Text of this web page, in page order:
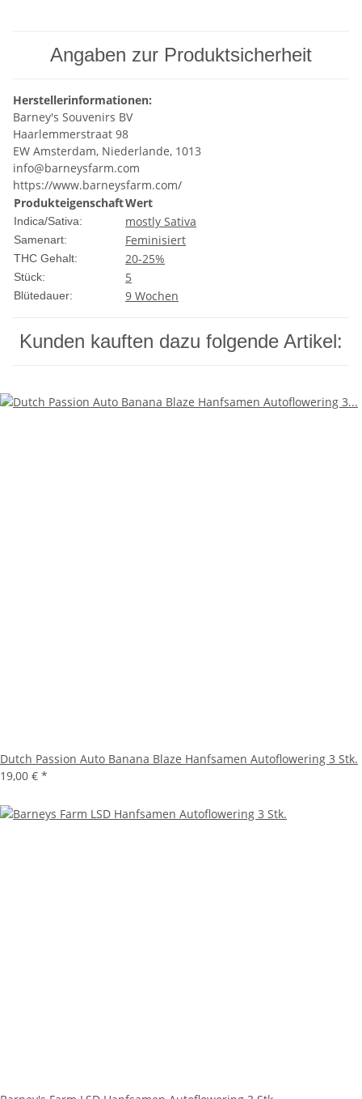
Angaben zur Produktsicherheit
Herstellerinformationen:
Barney's Souvenirs BV
Haarlemmerstraat 98
EW Amsterdam, Niederlande, 1013
info@barneysfarm.com
https://www.barneysfarm.com/
ProdukteigenschaftWert
Indica/Sativa: mostly Sativa
Samenart: Feminisiert
THC Gehalt: 20-25%
Stück: 5
Blütedauer: 9 Wochen
Kunden kauften dazu folgende Artikel:
Dutch Passion Auto Banana Blaze Hanfsamen Autoflowering 3 Stk.
19,00 € *